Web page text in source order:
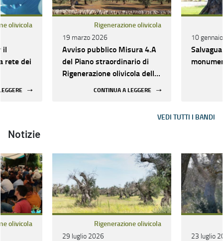
olivicola
il
rete dei
Rigenerazione olivicola
19 marzo 2026
Avviso pubblico Misura 4.A
del Piano straordinario di
Rigenerazione olivicola della
CONTINUA A LEGGERE
10
VEDI TUTTI I BANDI
Notizie
olivicola
Rigenerazione olivicola
29 luglio 2026
23 luglio